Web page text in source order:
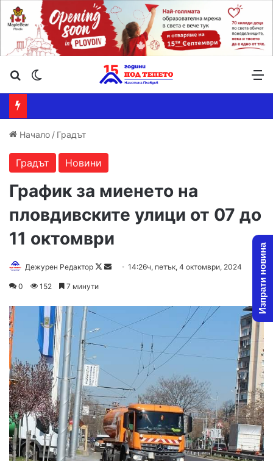
Търсене ...
Начало / Градът
Градът Новини
График за миенето на
пловдивските улици от 07 до
11 октомври
Дежурен Редактор
Follow
Send14:26ч, петък, 4 октомври, 2024
0 152 7 минути Изпрати новина